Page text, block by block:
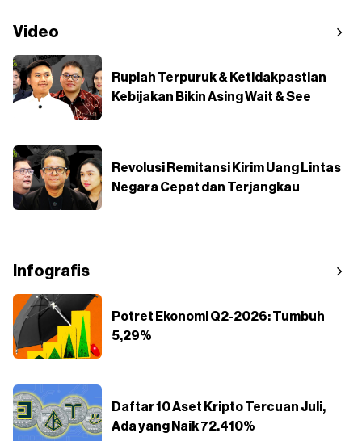
Video
Rupiah Terpuruk & Ketidakpastian
Kebijakan Bikin Asing Wait & See
Revolusi Remitansi Kirim Uang Lintas
Negara Cepat dan Terjangkau
Infografis
Potret Ekonomi Q2-2026: Tumbuh
5,29%
Daftar 10 Aset Kripto Tercuan Juli,
Ada yang Naik 72.410%